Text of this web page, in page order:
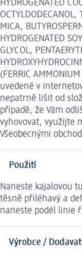
HYDROGENATED
OCTYLDODECANOL,
MICA,
HYDROGENATED
GLYCOL,
(FERRIC
uvedené v
nepatrně lišit od
případě, že Vám
vyhovovat, využijte
Všeobecnými
Použití
Naneste kajalovou
těsně přiléhavý a
naneste podél linie
Výrobce /